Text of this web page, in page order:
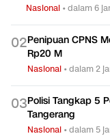
Nasional •dalam 6
02Penipuan CPNS
Rp20 M
Nasional •dalam 2
03Polisi Tangkap 5
Tangerang
Nasional •dalam 5